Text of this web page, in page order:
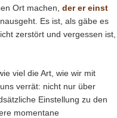
Ort machen, der er einst
Es ist, als gäbe es
zerstört und vergessen ist,
viel die Art, wie wir mit
verrät: nicht nur über
Einstellung zu den
momentane